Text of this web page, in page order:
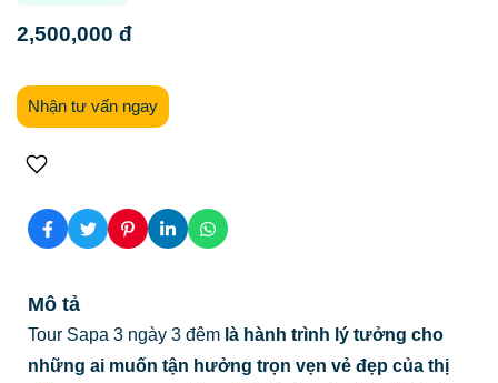
2,500,000 đ
Nhận tư vấn ngay
Mô tả
Tour Sapa 3 ngày 3 đêm là hành trình lý tưởng cho
những ai muốn tận hưởng trọn vẹn vẻ đẹp của thị